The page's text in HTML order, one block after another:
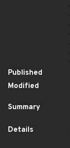
Published
Modified
Summary
Details